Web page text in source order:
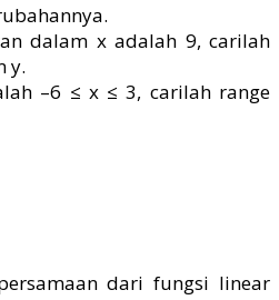
dalam x adalah 9, carilah
y.
–6 ≤ x ≤ 3, carilah range
dari fungsi linear